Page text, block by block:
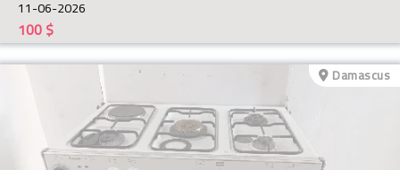
11-06-2026
$
100
Damascus